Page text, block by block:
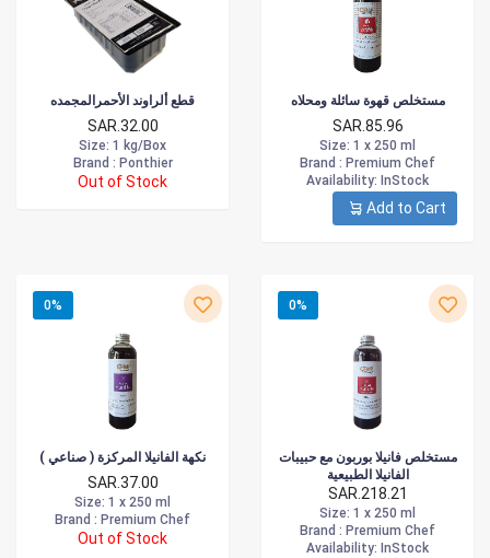
قطع ألراوند الأحمرالمجمده
SAR.32.00
Size: 1 kg/Box
Brand : Ponthier
Out of Stock
مستخلص قهوة سائلة ومحلاه
SAR.85.96
Size: 1 x 250 ml
Brand : Premium Chef
Availability: InStock
Add to Cart
0%
نكهة الفانيلا المركزة ( صناعي )
SAR.37.00
Size: 1 x 250 ml
Brand : Premium Chef
Out of Stock
0%
مستخلص فانيلا بوربون مع حبيبات
الفانيلا الطبيعية
SAR.218.21
Size: 1 x 250 ml
Brand : Premium Chef
Availability: InStock